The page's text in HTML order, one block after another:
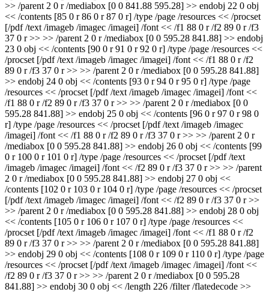
>> /parent 2 0 r /mediabox [0 0 841.88 595.28] >> endobj 22 0 obj
<< /contents [85 0 r 86 0 r 87 0 r] /type /page /resources << /procset
[/pdf /text /imageb /imagec /imagei] /font << /f1 88 0 r /f2 89 0 r /f3
37 0 r >> >> /parent 2 0 r /mediabox [0 0 595.28 841.88] >> endobj
23 0 obj << /contents [90 0 r 91 0 r 92 0 r] /type /page /resources <<
/procset [/pdf /text /imageb /imagec /imagei] /font << /f1 88 0 r /f2
89 0 r /f3 37 0 r >> >> /parent 2 0 r /mediabox [0 0 595.28 841.88]
>> endobj 24 0 obj << /contents [93 0 r 94 0 r 95 0 r] /type /page
/resources << /procset [/pdf /text /imageb /imagec /imagei] /font <<
/f1 88 0 r /f2 89 0 r /f3 37 0 r >> >> /parent 2 0 r /mediabox [0 0
595.28 841.88] >> endobj 25 0 obj << /contents [96 0 r 97 0 r 98 0
r] /type /page /resources << /procset [/pdf /text /imageb /imagec
/imagei] /font << /f1 88 0 r /f2 89 0 r /f3 37 0 r >> >> /parent 2 0 r
/mediabox [0 0 595.28 841.88] >> endobj 26 0 obj << /contents [99
0 r 100 0 r 101 0 r] /type /page /resources << /procset [/pdf /text
/imageb /imagec /imagei] /font << /f2 89 0 r /f3 37 0 r >> >> /parent
2 0 r /mediabox [0 0 595.28 841.88] >> endobj 27 0 obj <<
/contents [102 0 r 103 0 r 104 0 r] /type /page /resources << /procset
[/pdf /text /imageb /imagec /imagei] /font << /f2 89 0 r /f3 37 0 r >>
>> /parent 2 0 r /mediabox [0 0 595.28 841.88] >> endobj 28 0 obj
<< /contents [105 0 r 106 0 r 107 0 r] /type /page /resources <<
/procset [/pdf /text /imageb /imagec /imagei] /font << /f1 88 0 r /f2
89 0 r /f3 37 0 r >> >> /parent 2 0 r /mediabox [0 0 595.28 841.88]
>> endobj 29 0 obj << /contents [108 0 r 109 0 r 110 0 r] /type /page
/resources << /procset [/pdf /text /imageb /imagec /imagei] /font <<
/f2 89 0 r /f3 37 0 r >> >> /parent 2 0 r /mediabox [0 0 595.28
841.88] >> endobj 30 0 obj << /length 226 /filter /flatedecode >>